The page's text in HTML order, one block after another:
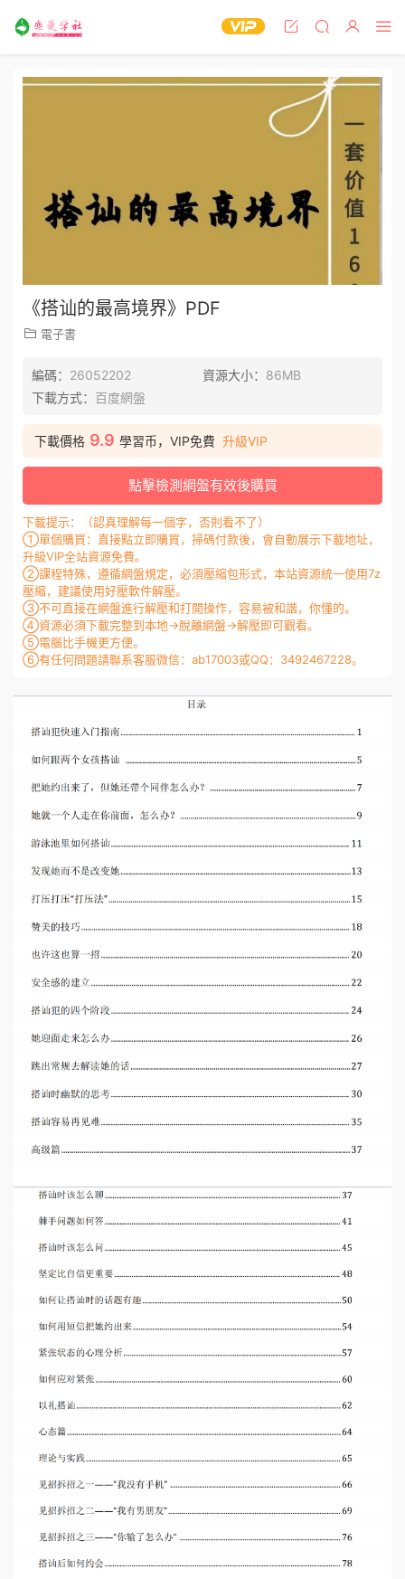
《搭讪的最高境界》PDF
電子書
編碼： 26052202 資源大小： 86MB
下載方式： 百度網盤
下載價格 9.9 學習币，VIP免費 升級VIP
點擊檢測網盤有效後購買
下載提示：（認真理解每一個字，否則看不了）
①單個購買：直接點立即購買，掃碼付款後，會自動展示下載地址，
升級VIP全站資源免費。
②課程特殊，遵循網盤規定，必須壓縮包形式，本站資源統一使用7z
壓縮，建議使用好壓軟件解壓。
③不可直接在網盤進行解壓和打開操作，容易被和諧，你懂的。
④資源必須下載完整到本地→脫離網盤→解壓即可觀看。
⑤電腦比手機更方便。
⑥有任何問題請聯系客服微信：ab17003或QQ：3492467228。